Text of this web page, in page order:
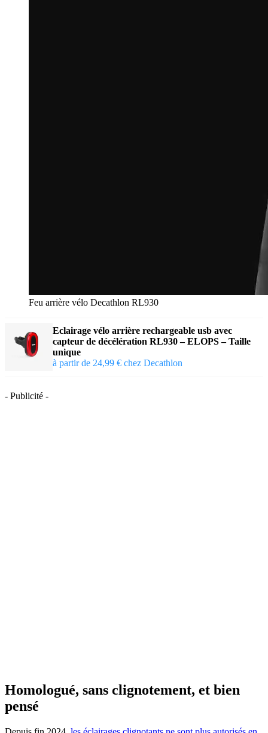
Feu arrière vélo Decathlon RL930
Eclairage vélo arrière rechargeable usb avec
capteur de décélération RL930 – ELOPS – Taille
unique
à partir de 24,99 € chez Decathlon
- Publicité -
Homologué, sans clignotement, et bien
pensé